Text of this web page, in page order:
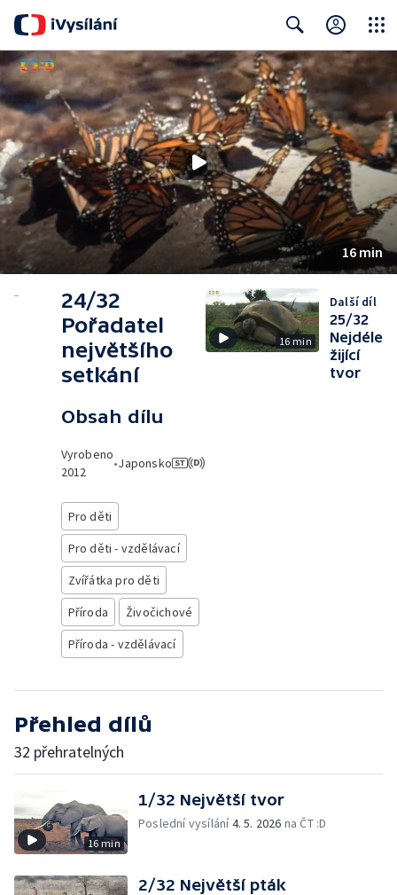
Search Close
16 min
24/32
Pořadatel
největšího
setkání
Obsah dílu
Vyrobeno
2012
•Japonsko
Pro děti
Pro děti - vzdělávací
Zvířátka pro děti
Příroda
Živočichové
Příroda - vzdělávací
16 min
Další díl
25/32
Nejdéle
žijící
tvor
Přehled dílů
32 přehratelných
16 min
1/32 Největší tvor
Poslední vysílání4. 5. 2026 na ČT :D
2/32 Největší pták